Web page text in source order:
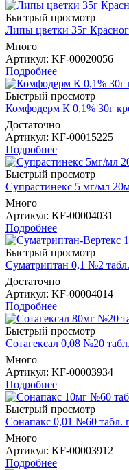
Быстрый просмотр
Липы цветки 35г
Много
Артикул: KF-00020056
Подробнее
Быстрый просмотр
Комфодерм К 0,1% 30г
Достаточно
Артикул: KF-00015225
Подробнее
Быстрый просмотр
Супрастинекс 5 мг/мл
Много
Артикул: KF-00004031
Подробнее
Быстрый просмотр
Суматриптан 0,1 №2
Достаточно
Артикул: KF-00004014
Подробнее
Быстрый просмотр
Сотагексал 0,08 №20
Много
Артикул: KF-00003934
Подробнее
Быстрый просмотр
Сонапакс 0,01 №60 табл.
Много
Артикул: KF-00003912
Подробнее